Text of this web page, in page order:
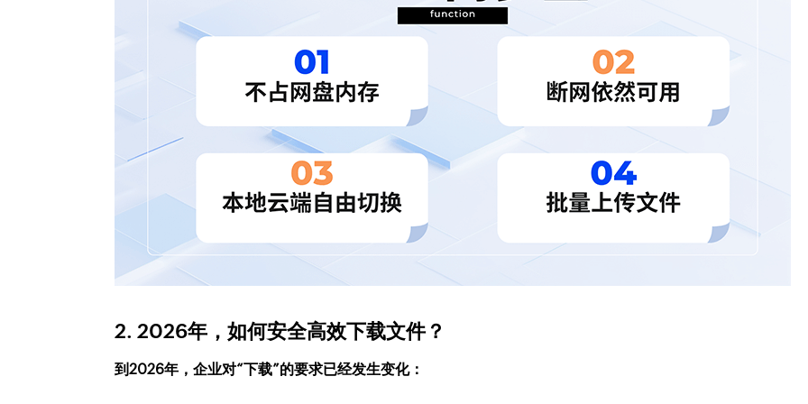
2. 2026年，如何安全高效下载文件？
到2026年，企业对“下载”的要求已经发生变化：